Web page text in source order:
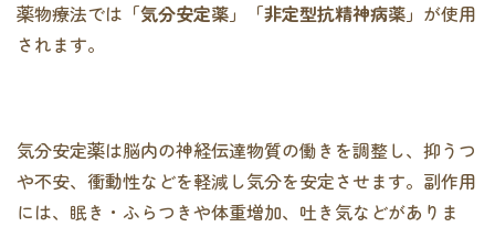
薬物療法では 「気分安定薬」「非定型抗精神病薬」 が使用
されます。
気分安定薬は脳内の神経伝達物質の働きを調整し、抑うつ
や不安、衝動性などを軽減し気分を安定させます。副作用
には、眠き・ふらつきや体重増加、吐き気などがありま